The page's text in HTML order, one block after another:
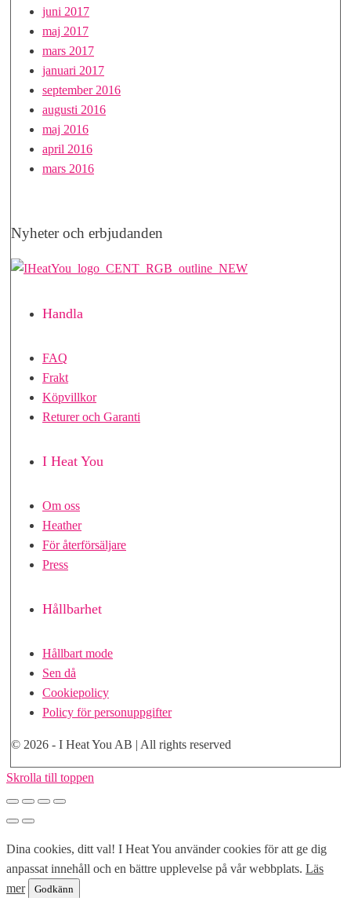
juni 2017
maj 2017
mars 2017
januari 2017
september 2016
augusti 2016
maj 2016
april 2016
mars 2016
Nyheter och erbjudanden
Handla
FAQ
Frakt
Köpvillkor
Returer och Garanti
I Heat You
Om oss
Heather
För återförsäljare
Press
Hållbarhet
Hållbart mode
Sen då
Cookiepolicy
Policy för personuppgifter
© 2026 - I Heat You AB | All rights reserved
Skrolla till toppen
Dina cookies, ditt val! I Heat You använder cookies för att ge dig
anpassat innehåll och en bättre upplevelse på vår webbplats. Läs
mer
Godkänn